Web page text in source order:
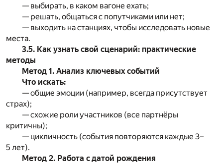
— выбирать, в каком вагоне ехать;
— решать, общаться с попутчиками или нет;
— выходить на станциях, чтобы исследовать новые
места.
3.5. Как узнать свой сценарий: практические
методы
Метод 1. Анализ ключевых событий
Что искать:
— общие эмоции (например, всегда присутствует
страх);
— схожие роли участников (все партнёры
критичны);
— цикличность (события повторяются каждые 3–
5 лет).
Метод 2. Работа с датой рождения